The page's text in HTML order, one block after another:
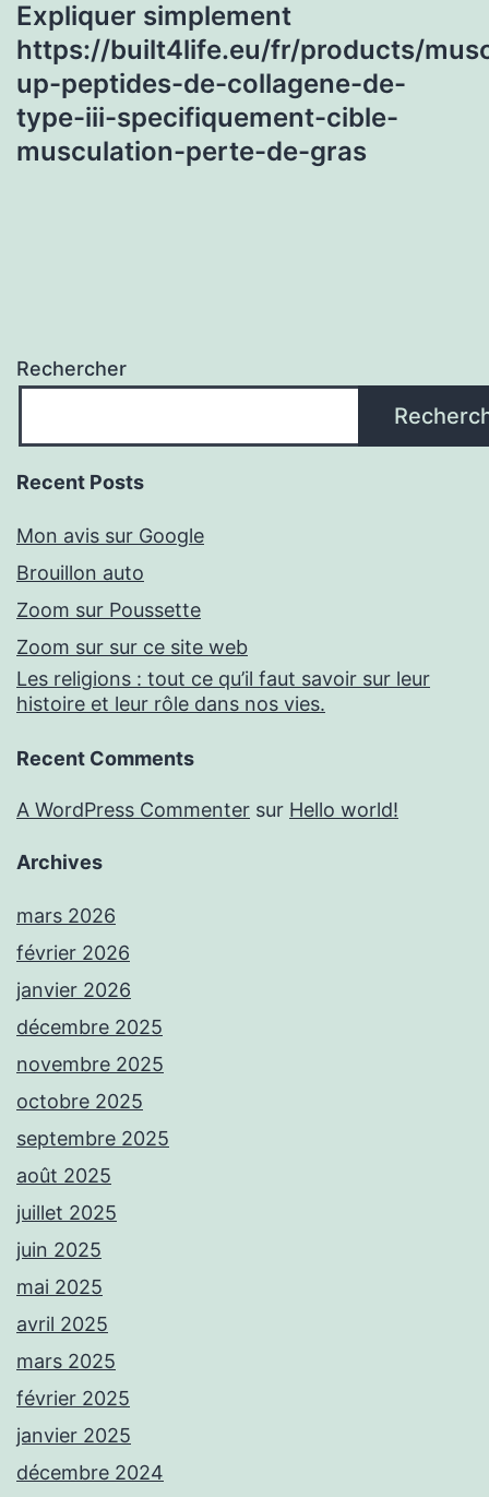
Expliquer simplement
https://built4life.eu/fr/products/
up-peptides-de-collagene-de-
type-iii-specifiquement-cible-
musculation-perte-de-gras
Rechercher
Recent Posts
Mon avis sur Google
Brouillon auto
Zoom sur Poussette
Zoom sur sur ce site web
Les religions : tout ce qu’il faut savoir sur leur
histoire et leur rôle dans nos vies.
Recent Comments
A WordPress Commenter sur Hello world!
Archives
mars 2026
février 2026
janvier 2026
décembre 2025
novembre 2025
octobre 2025
septembre 2025
août 2025
juillet 2025
juin 2025
mai 2025
avril 2025
mars 2025
février 2025
janvier 2025
décembre 2024